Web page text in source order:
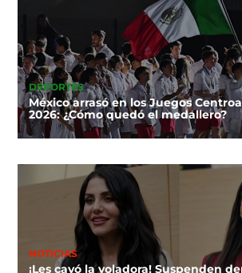
DEPORTES
México arrasó en los Juegos
2026: ¿Cómo quedó el medallero?
NOTICIAS
¡Les cayó la voladora! Suspenden